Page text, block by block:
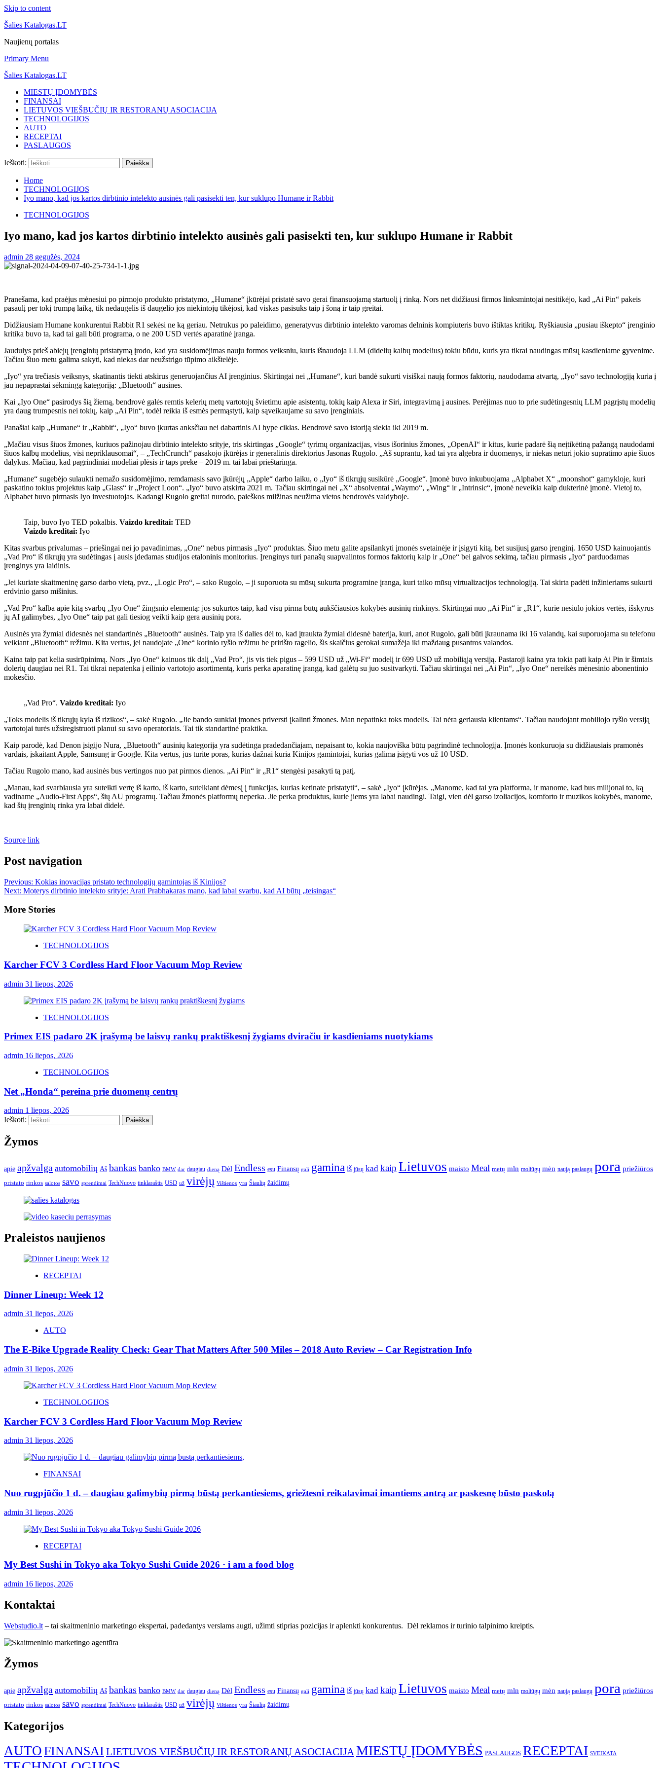
Skip to content
Šalies Katalogas.LT
Naujienų portalas
Primary Menu
Šalies Katalogas.LT
MIESTŲ ĮDOMYBĖS
FINANSAI
LIETUVOS VIEŠBUČIŲ IR RESTORANŲ ASOCIACIJA
TECHNOLOGIJOS
AUTO
RECEPTAI
PASLAUGOS
Ieškoti:
Home
TECHNOLOGIJOS
Iyo mano, kad jos kartos dirbtinio intelekto ausinės gali pasisekti ten, kur suklupo Humane ir Rabbit
TECHNOLOGIJOS
Iyo mano, kad jos kartos dirbtinio intelekto ausinės gali pasisekti ten, kur suklupo Humane ir Rabbit
admin 28 gegužės, 2024
Pranešama, kad praėjus mėnesiui po pirmojo produkto pristatymo, „Humane“ įkūrėjai pristatė savo gerai finansuojamą startuolį į rinką. Nors net didžiausi firmos linksmintojai nesitikėjo, kad „Ai Pin“ pakeis
pasaulį per tokį trumpą laiką, tik nedaugelis iš daugelio jos niekintojų tikėjosi, kad viskas pasisuks taip į šoną ir taip greitai.
Didžiausiam Humane konkurentui Rabbit R1 sekėsi ne ką geriau. Netrukus po paleidimo, generatyvus dirbtinio intelekto varomas delninis kompiuteris buvo ištiktas kritikų. Ryškiausia „pusiau iškepto“ įrenginio
kritika buvo ta, kad tai gali būti programa, o ne 200 USD vertės aparatinė įranga.
Jaudulys prieš abiejų įrenginių pristatymą įrodo, kad yra susidomėjimas nauju formos veiksniu, kuris išnaudoja LLM (didelių kalbų modelius) tokiu būdu, kuris yra tikrai naudingas mūsų kasdieniame gyvenime.
Tačiau šiuo metu galima sakyti, kad niekas dar neužstrigo tūpimo aikštelėje.
„Iyo“ yra trečiasis veiksnys, skatinantis tiekti atskirus generuojančius AI įrenginius. Skirtingai nei „Humane“, kuri bandė sukurti visiškai naują formos faktorių, naudodama atvartą, „Iyo“ savo technologiją kuria į
jau nepaprastai sėkmingą kategoriją: „Bluetooth“ ausines.
Kai „Iyo One“ pasirodys šią žiemą, bendrovė galės remtis kelerių metų vartotojų švietimu apie asistentų, tokių kaip Alexa ir Siri, integravimą į ausines. Perėjimas nuo to prie sudėtingesnių LLM pagrįstų modelių
yra daug trumpesnis nei tokių, kaip „Ai Pin“, todėl reikia iš esmės permąstyti, kaip sąveikaujame su savo įrenginiais.
Panašiai kaip „Humane“ ir „Rabbit“, „Iyo“ buvo įkurtas anksčiau nei dabartinis AI hype ciklas. Bendrovė savo istoriją siekia iki 2019 m.
„Mačiau visus šiuos žmones, kuriuos pažinojau dirbtinio intelekto srityje, tris skirtingas „Google“ tyrimų organizacijas, visus išorinius žmones, „OpenAI“ ir kitus, kurie padarė šią neįtikėtiną pažangą naudodami
šiuos kalbų modelius, visi nepriklausomai“, – „TechCrunch“ pasakojo įkūrėjas ir generalinis direktorius Jasonas Rugolo. „Aš suprantu, kad tai yra algebra ir duomenys, ir niekas neturi jokio supratimo apie šiuos
dalykus. Mačiau, kad pagrindiniai modeliai plėsis ir taps preke – 2019 m. tai labai prieštaringa.
„Humane“ sugebėjo sulaukti nemažo susidomėjimo, remdamasis savo įkūrėjų „Apple“ darbo laiku, o „Iyo“ iš tikrųjų susikūrė „Google“. Įmonė buvo inkubuojama „Alphabet X“ „moonshot“ gamykloje, kuri
paskatino tokius projektus kaip „Glass“ ir „Project Loon“. „Iyo“ buvo atskirta 2021 m. Tačiau skirtingai nei „X“ absolventai „Waymo“, „Wing“ ir „Intrinsic“, įmonė neveikia kaip dukterinė įmonė. Vietoj to,
Alphabet buvo pirmasis Iyo investuotojas. Kadangi Rugolo greitai nurodo, paieškos milžinas neužima vietos bendrovės valdyboje.
Taip, buvo Iyo TED pokalbis. Vaizdo kreditai: TED
Vaizdo kreditai: Iyo
Kitas svarbus privalumas – priešingai nei jo pavadinimas, „One“ nebus pirmasis „Iyo“ produktas. Šiuo metu galite apsilankyti įmonės svetainėje ir įsigyti kitą, bet susijusį garso įrenginį. 1650 USD kainuojantis
„Vad Pro“ iš tikrųjų yra sudėtingas į ausis įdedamas studijos etaloninis monitorius. Įrenginys turi panašų suapvalintos formos faktorių kaip ir „One“ bei galvos sekimą, tačiau pirmasis „Iyo“ parduodamas
įrenginys yra laidinis.
„Jei kuriate skaitmeninę garso darbo vietą, pvz., „Logic Pro“, – sako Rugolo, – ji suporuota su mūsų sukurta programine įranga, kuri taiko mūsų virtualizacijos technologiją. Tai skirta padėti inžinieriams sukurti
erdvinio garso mišinius.
„Vad Pro“ kalba apie kitą svarbų „Iyo One“ žingsnio elementą: jos sukurtos taip, kad visų pirma būtų aukščiausios kokybės ausinių rinkinys. Skirtingai nuo „Ai Pin“ ir „R1“, kurie nesiūlo jokios vertės, išskyrus
jų AI galimybes, „Iyo One“ taip pat gali tiesiog veikti kaip gera ausinių pora.
Ausinės yra žymiai didesnės nei standartinės „Bluetooth“ ausinės. Taip yra iš dalies dėl to, kad įtraukta žymiai didesnė baterija, kuri, anot Rugolo, gali būti įkraunama iki 16 valandų, kai suporuojama su telefonu
veikiant „Bluetooth“ režimu. Kita vertus, jei naudojate „One“ korinio ryšio režimu be pririšto ragelio, šis skaičius gerokai sumažėja iki maždaug pusantros valandos.
Kaina taip pat kelia susirūpinimą. Nors „Iyo One“ kainuos tik dalį „Vad Pro“, jis vis tiek pigus – 599 USD už „Wi-Fi“ modelį ir 699 USD už mobiliąją versiją. Pastaroji kaina yra tokia pati kaip Ai Pin ir šimtais
dolerių daugiau nei R1. Tai tikrai nepatenka į eilinio vartotojo asortimentą, kuris perka aparatinę įrangą, kad galėtų su juo susitvarkyti. Tačiau skirtingai nei „Ai Pin“, „Iyo One“ nereikės mėnesinio abonentinio
mokesčio.
„Vad Pro“. Vaizdo kreditai: Iyo
„Toks modelis iš tikrųjų kyla iš rizikos“, – sakė Rugolo. „Jie bando sunkiai įmones priversti įkalinti žmones. Man nepatinka toks modelis. Tai nėra geriausia klientams“. Tačiau naudojant mobiliojo ryšio versiją
vartotojai turės užsiregistruoti planui su savo operatoriais. Tai tik standartinė praktika.
Kaip parodė, kad Denon įsigijo Nura, „Bluetooth“ ausinių kategorija yra sudėtinga pradedančiajam, nepaisant to, kokia naujoviška būtų pagrindinė technologija. Įmonės konkuruoja su didžiausiais pramonės
vardais, įskaitant Apple, Samsung ir Google. Kita vertus, jūs turite poras, kurias dažnai kuria Kinijos gamintojai, kurias galima įsigyti vos už 10 USD.
Tačiau Rugolo mano, kad ausinės bus vertingos nuo pat pirmos dienos. „Ai Pin“ ir „R1“ stengėsi pasakyti tą patį.
„Manau, kad svarbiausia yra suteikti vertę iš karto, iš karto, sutelkiant dėmesį į funkcijas, kurias ketinate pristatyti“, – sakė „Iyo“ įkūrėjas. „Manome, kad tai yra platforma, ir manome, kad bus milijonai to, ką
vadiname „Audio-First Apps“, šių AU programų. Tačiau žmonės platformų neperka. Jie perka produktus, kurie jiems yra labai naudingi. Taigi, vien dėl garso izoliacijos, komforto ir muzikos kokybės, manome,
kad šių įrenginių rinka yra labai didelė.
Source link
Post navigation
Previous: Kokias inovacijas pristato technologijų gamintojas iš Kinijos?
Next: Moterys dirbtinio intelekto srityje: Arati Prabhakaras mano, kad labai svarbu, kad AI būtų „teisingas“
More Stories
TECHNOLOGIJOS
Karcher FCV 3 Cordless Hard Floor Vacuum Mop Review
admin 31 liepos, 2026
TECHNOLOGIJOS
Primex EIS padaro 2K įrašymą be laisvų rankų praktiškesnį žygiams dviračiu ir kasdieniams nuotykiams
admin 16 liepos, 2026
TECHNOLOGIJOS
Net „Honda“ pereina prie duomenų centrų
admin 1 liepos, 2026
Ieškoti:
Žymos
apie apžvalga automobilių Aš bankas banko BMW dar daugiau dieną Dėl Endless esu Finansų gali gamina iš jūsų kad kaip Lietuvos maisto Meal metų mln moliūgų mėn naują paslaugų pora priežiūros
pristato rinkos salotos savo sprendimai TechNuovo tinklaraštis USD už virėjų Vištienos yra Šiaulių žaidimų
Praleistos naujienos
RECEPTAI
Dinner Lineup: Week 12
admin 31 liepos, 2026
AUTO
The E-Bike Upgrade Reality Check: Gear That Matters After 500 Miles – 2018 Auto Review – Car Registration Info
admin 31 liepos, 2026
TECHNOLOGIJOS
Karcher FCV 3 Cordless Hard Floor Vacuum Mop Review
admin 31 liepos, 2026
FINANSAI
Nuo rugpjūčio 1 d. – daugiau galimybių pirmą būstą perkantiesiems, griežtesni reikalavimai imantiems antrą ar paskesnę būsto paskolą
admin 31 liepos, 2026
RECEPTAI
My Best Sushi in Tokyo aka Tokyo Sushi Guide 2026 · i am a food blog
admin 16 liepos, 2026
Kontaktai
Webstudio.lt – tai skaitmeninio marketingo ekspertai, padedantys verslams augti, užimti stiprias pozicijas ir aplenkti konkurentus. Dėl reklamos ir turinio talpinimo kreiptis.
Žymos
apie apžvalga automobilių Aš bankas banko BMW dar daugiau dieną Dėl Endless esu Finansų gali gamina iš jūsų kad kaip Lietuvos maisto Meal metų mln moliūgų mėn naują paslaugų pora priežiūros
pristato rinkos salotos savo sprendimai TechNuovo tinklaraštis USD už virėjų Vištienos yra Šiaulių žaidimų
Kategorijos
AUTOFINANSAI LIETUVOS VIEŠBUČIŲ IR RESTORANŲ ASOCIACIJA MIESTŲ ĮDOMYBĖS PASLAUGOS RECEPTAI SVEIKATA